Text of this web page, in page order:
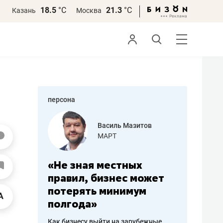
Казань 18.5 °С Москва 21.3 °С
персона
работа
Василь Мазитов
МАРТ
«Не зная местных
правил, бизнес может
потерять минимум
полгода»